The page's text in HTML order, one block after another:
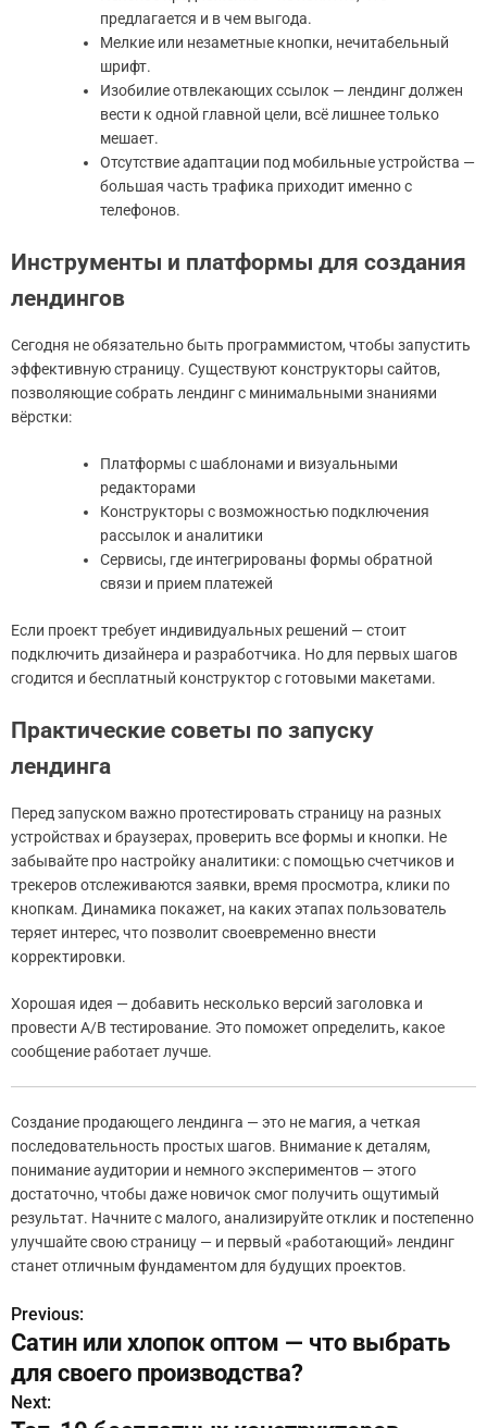
предлагается и в чем выгода.
Мелкие или незаметные кнопки, нечитабельный
шрифт.
Изобилие отвлекающих ссылок — лендинг должен
вести к одной главной цели, всё лишнее только
мешает.
Отсутствие адаптации под мобильные устройства —
большая часть трафика приходит именно с
телефонов.
Инструменты и платформы для создания
лендингов
Сегодня не обязательно быть программистом, чтобы запустить
эффективную страницу. Существуют конструкторы сайтов,
позволяющие собрать лендинг с минимальными знаниями
вёрстки:
Платформы с шаблонами и визуальными
редакторами
Конструкторы с возможностью подключения
рассылок и аналитики
Сервисы, где интегрированы формы обратной
связи и прием платежей
Если проект требует индивидуальных решений — стоит
подключить дизайнера и разработчика. Но для первых шагов
сгодится и бесплатный конструктор с готовыми макетами.
Практические советы по запуску
лендинга
Перед запуском важно протестировать страницу на разных
устройствах и браузерах, проверить все формы и кнопки. Не
забывайте про настройку аналитики: с помощью счетчиков и
трекеров отслеживаются заявки, время просмотра, клики по
кнопкам. Динамика покажет, на каких этапах пользователь
теряет интерес, что позволит своевременно внести
корректировки.
Хорошая идея — добавить несколько версий заголовка и
провести A/B тестирование. Это поможет определить, какое
сообщение работает лучше.
Создание продающего лендинга — это не магия, а четкая
последовательность простых шагов. Внимание к деталям,
понимание аудитории и немного экспериментов — этого
достаточно, чтобы даже новичок смог получить ощутимый
результат. Начните с малого, анализируйте отклик и постепенно
улучшайте свою страницу — и первый «работающий» лендинг
станет отличным фундаментом для будущих проектов.
Н
а
в
Previous:
Сатин или хлопок оптом — что выбрать
для своего производства?
Next: